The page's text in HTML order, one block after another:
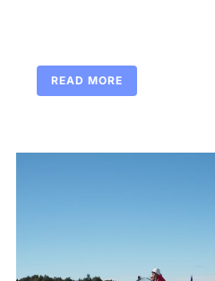
READ MORE